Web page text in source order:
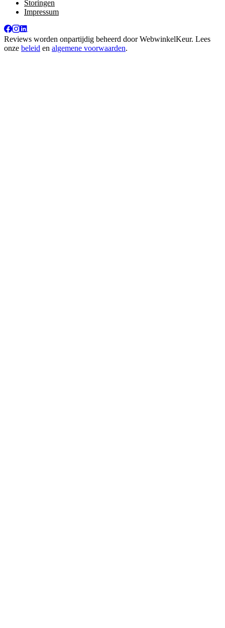
Storingen
Impressum
Reviews worden onpartijdig beheerd doorWebwinkelKeur. Lees
onze beleid en algemene voorwaarden.